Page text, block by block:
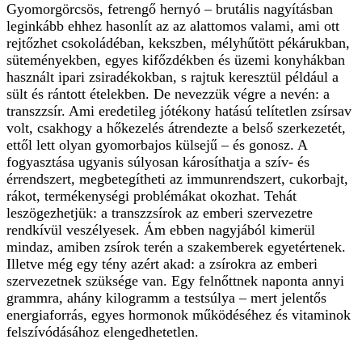
Gyomorgörcsös, fetrengő hernyó – brutális nagyításban
leginkább ehhez hasonlít az az alattomos valami, ami ott
rejtőzhet csokoládéban, kekszben, mélyhűtött pékárukban,
süteményekben, egyes kifőzdékben és üzemi konyhákban
használt ipari zsiradékokban, s rajtuk keresztül például a
sült és rántott ételekben. De nevezzük végre a nevén: a
transzzsír. Ami eredetileg jótékony hatású telítetlen zsírsav
volt, csakhogy a hőkezelés átrendezte a belső szerkezetét,
ettől lett olyan gyomorbajos külsejű – és gonosz. A
fogyasztása ugyanis súlyosan károsíthatja a szív- és
érrendszert, megbetegítheti az immunrendszert, cukorbajt,
rákot, termékenységi problémákat okozhat. Tehát
leszögezhetjük: a transzzsírok az emberi szervezetre
rendkívül veszélyesek. Ám ebben nagyjából kimerül
mindaz, amiben zsírok terén a szakemberek egyetértenek.
Illetve még egy tény azért akad: a zsírokra az emberi
szervezetnek szüksége van. Egy felnőttnek naponta annyi
grammra, ahány kilogramm a testsúlya – mert jelentős
energiaforrás, egyes hormonok működéséhez és vitaminok
felszívódásához elengedhetetlen.